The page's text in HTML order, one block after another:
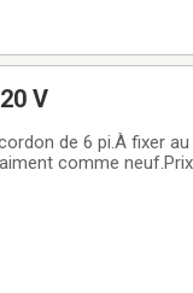
V
de 6 pi.À fixer